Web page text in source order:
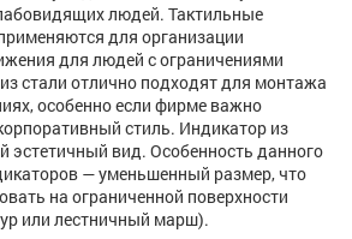
людей. Тактильные
для организации
для людей с ограничениями
стали отлично подходят для монтажа
особенно если фирме важно
стиль. Индикатор из
эстетичный вид. Особенность данного
— уменьшенный размер, что
на ограниченной поверхности
или лестничный марш).